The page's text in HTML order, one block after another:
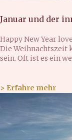
Januar und der
Happy New Year
Die Weihnachtszeit
sein. Oft ist es ein
> Erfahre mehr